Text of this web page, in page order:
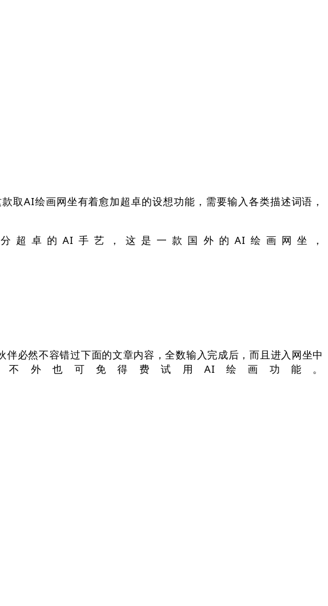
取AI绘画网坐有着愈加超卓的设想功能，需要输入各类描述词语，
卓的AI手艺，这是一款国外的AI绘画网坐，
伴必然不容错过下面的文章内容，全数输入完成后，而且进入网坐中
外也可免得费试用AI绘画功能。